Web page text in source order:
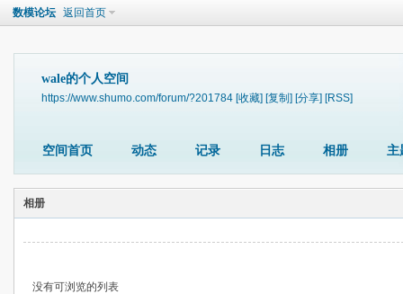
数模论坛 返回首页
wale的个人空间
https://www.shumo.com/forum/?201784 [收藏] [复制] [分享] [RSS]
空间首页 动态 记录 日志 相册 主
相册
没有可浏览的列表